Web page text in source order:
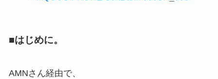
■はじめに。
AMNさん経由で、